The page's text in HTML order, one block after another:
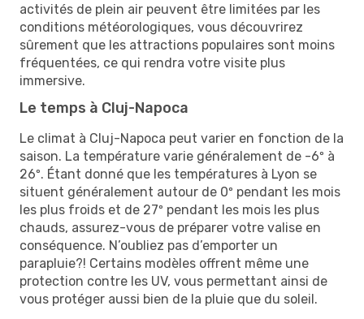
activités de plein air peuvent être limitées par les
conditions météorologiques, vous découvrirez
sûrement que les attractions populaires sont moins
fréquentées, ce qui rendra votre visite plus
immersive.
Le temps à Cluj-Napoca
Le climat à Cluj-Napoca peut varier en fonction de la
saison. La température varie généralement de -6º à
26º. Étant donné que les températures à Lyon se
situent généralement autour de 0º pendant les mois
les plus froids et de 27º pendant les mois les plus
chauds, assurez-vous de préparer votre valise en
conséquence. N’oubliez pas d’emporter un
parapluie?! Certains modèles offrent même une
protection contre les UV, vous permettant ainsi de
vous protéger aussi bien de la pluie que du soleil.